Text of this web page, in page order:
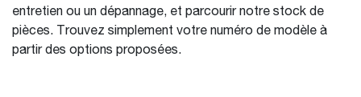
entretien ou un dépannage, et parcourir notre stock de
pièces. Trouvez simplement votre numéro de modèle à
partir des options proposées.